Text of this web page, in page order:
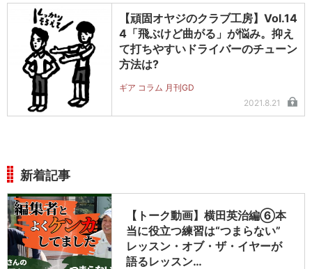
【頑固オヤジのクラブ工房】Vol.14
4「飛ぶけど曲がる」が悩み。抑え
て打ちやすいドライバーのチューン
方法は?
ギア コラム 月刊GD
2021.8.21
新着記事
【トーク動画】横田英治編⑥本
当に役立つ練習は“つまらない”
レッスン・オブ・ザ・イヤーが
語るレッスン…